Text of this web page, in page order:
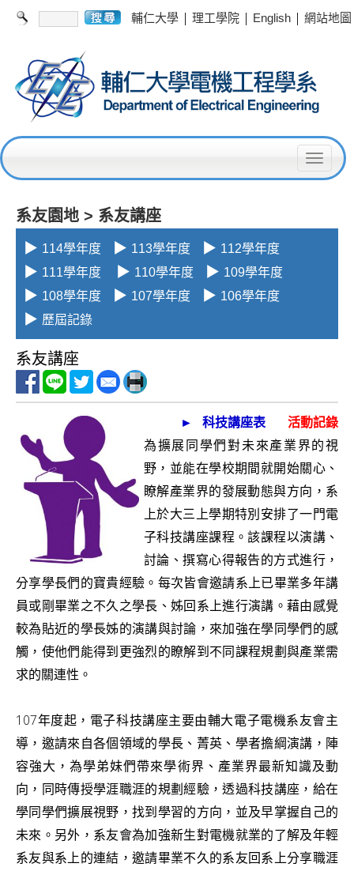
輔仁大學 | 理工學院 | English | 網站地圖
T
a
g
a
t
o
n
系友園地 > 系友講座
▶ 114學年度 ▶ 113學年度 ▶ 112學年度
▶ 111學年度 ▶ 110學年度 ▶ 109學年度
▶ 108學年度 ▶ 107學年度 ▶ 106學年度
▶ 歷屆記錄
系友講座
► 科技講座表 活動記錄
為擴展同學們對未來產業界的視
野，並能在學校期間就開始關心、
瞭解產業界的發展動態與方向，系
上於大三上學期特別安排了一門電
子科技講座課程。該課程以演講、
討論、撰寫心得報告的方式進行，
分享學長們的寶貴經驗。每次皆會邀請系上已畢業多年講
員或剛畢業之不久之學長、姊回系上進行演講。藉由感覺
較為貼近的學長姊的演講與討論，來加強在學同學們的感
觸，使他們能得到更強烈的瞭解到不同課程規劃與產業需
求的關連性。
107年度起 ， 電子科技講座主要由輔大電子電機系友會主
導， 邀請來自各個領域的學長、菁英、學者擔綱演講，陣
容強大，為學弟妹們帶來學術界、產業界最新知識及動
向，同時傳授學涯職涯的規劃經驗，透過科技講座，給在
學同學們擴展視野，找到學習的方向，並及早掌握自己的
未來。 另外 ，系友會為加強新生對電機就業的了解及年輕
系友與系上的連結，邀請畢業不久的系友回系上分享職涯